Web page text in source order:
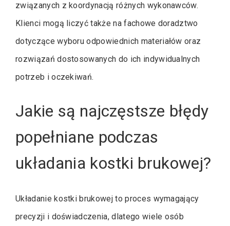
związanych z koordynacją różnych wykonawców.
Klienci mogą liczyć także na fachowe doradztwo
dotyczące wyboru odpowiednich materiałów oraz
rozwiązań dostosowanych do ich indywidualnych
potrzeb i oczekiwań.
Jakie są najczęstsze błędy
popełniane podczas
układania kostki brukowej?
Układanie kostki brukowej to proces wymagający
precyzji i doświadczenia, dlatego wiele osób